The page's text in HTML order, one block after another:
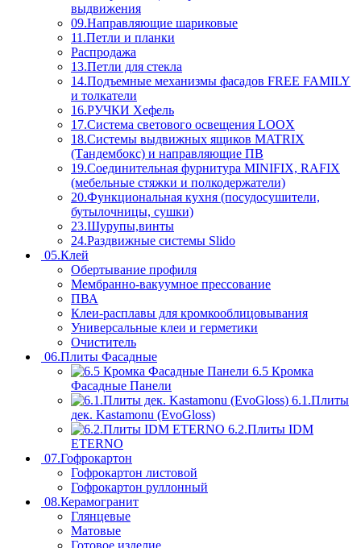
выдвижения
09.Направляющие шариковые
11.Петли и планки
Распродажа
13.Петли для стекла
14.Подъемные механизмы фасадов FREE FAMILY
и толкатели
16.РУЧКИ Хефель
17.Система светового освещения LOOX
18.Системы выдвижных ящиков MATRIX
(Тандембокс) и направляющие ПВ
19.Соединительная фурнитура MINIFIX, RAFIX
(мебельные стяжки и полкодержатели)
20.Функциональная кухня (посудосушители,
бутылочницы, сушки)
23.Шурупы,винты
24.Раздвижные системы Slido
05.Клей
Обертывание профиля
Мембранно-вакуумное прессование
ПВА
Клеи-расплавы для кромкооблицовывания
Универсальные клеи и герметики
Очиститель
06.Плиты Фасадные
6.5 Кромка
Фасадные Панели
6.1.Плиты
дек. Kastamonu (EvoGloss)
6.2.Плиты IDM
ETERNO
07.Гофрокартон
Гофрокартон листовой
Гофрокартон руллонный
08.Керамогранит
Глянцевые
Матовые